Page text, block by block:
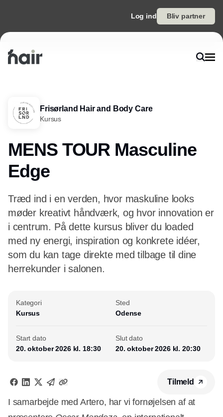
Log ind Bliv partner
Frisørland Hair and Body Care
Kursus
MENS TOUR Masculine
Edge
Træd ind i en verden, hvor maskuline looks
møder kreativt håndværk, og hvor innovation er
i centrum. På dette kursus bliver du loaded
med ny energi, inspiration og konkrete idéer,
som du kan tage direkte med tilbage til dine
herrekunder i salonen.
Kategori
Kursus
Sted
Odense
Start dato
20. oktober 2026 kl. 18:30
Slut dato
20. oktober 2026 kl. 20:30
Tilmeld
I samarbejde med Artero, har vi fornøjelsen af at